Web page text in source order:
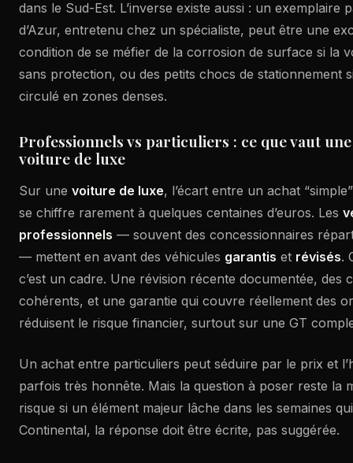
dans le Sud-Est. L’inverse existe aussi : un exemplaire
d’Azur, entretenu chez un spécialiste, peut être une
condition de se méfier de la corrosion de surface si la
sans protection, ou des petits chocs de stationnement
circulé en zones denses.
Professionnels vs particuliers : ce que vaut
voiture de luxe
Sur une voiture de luxe, l’écart entre un achat
se chiffre rarement à quelques centaines d’euros. Les
professionnels — souvent des concessionnaires
— mettent en avant des véhicules garantis et révisés.
c’est un cadre. Une révision récente documentée, des
cohérents, et une garantie qui couvre réellement des
réduisent le risque financier, surtout sur une GT
Un achat entre particuliers peut séduire par le prix et
parfois très honnête. Mais la question à poser reste la
risque si un élément majeur lâche dans les semaines
Continental, la réponse doit être écrite, pas suggérée.